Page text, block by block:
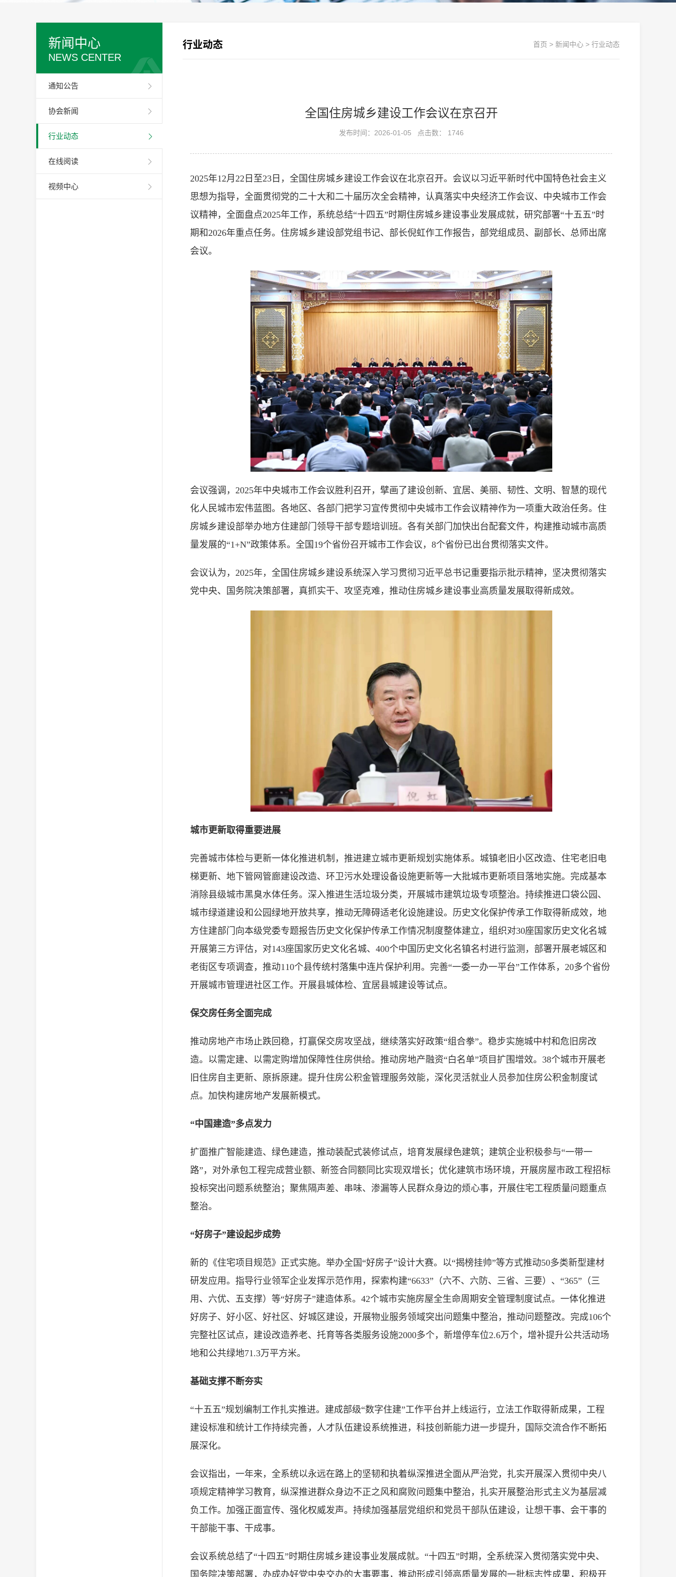
新闻中心
NEWS CENTER
通知公告
协会新闻
行业动态
在线阅读
视频中心
行业动态 首页 > 新闻中心 > 行业动态
全国住房城乡建设工作会议在京召开
发布时间：2026-01-05 点击数： 1746
2025年12月22日至23日，全国住房城乡建设工作会议在北京召开。会议以习近平新时代中国特色社会主义
思想为指导，全面贯彻党的二十大和二十届历次全会精神，认真落实中央经济工作会议、中央城市工作会
议精神，全面盘点2025年工作，系统总结“十四五”时期住房城乡建设事业发展成就，研究部署“十五五”时
期和2026年重点任务。住房城乡建设部党组书记、部长倪虹作工作报告，部党组成员、副部长、总师出席
会议。
会议强调，2025年中央城市工作会议胜利召开，擘画了建设创新、宜居、美丽、韧性、文明、智慧的现代
化人民城市宏伟蓝图。各地区、各部门把学习宣传贯彻中央城市工作会议精神作为一项重大政治任务。住
房城乡建设部举办地方住建部门领导干部专题培训班。各有关部门加快出台配套文件，构建推动城市高质
量发展的“1+N”政策体系。全国19个省份召开城市工作会议，8个省份已出台贯彻落实文件。
会议认为，2025年，全国住房城乡建设系统深入学习贯彻习近平总书记重要指示批示精神，坚决贯彻落实
党中央、国务院决策部署，真抓实干、攻坚克难，推动住房城乡建设事业高质量发展取得新成效。
城市更新取得重要进展
完善城市体检与更新一体化推进机制，推进建立城市更新规划实施体系。城镇老旧小区改造、住宅老旧电
梯更新、地下管网管廊建设改造、环卫污水处理设备设施更新等一大批城市更新项目落地实施。完成基本
消除县级城市黑臭水体任务。深入推进生活垃圾分类，开展城市建筑垃圾专项整治。持续推进口袋公园、
城市绿道建设和公园绿地开放共享，推动无障碍适老化设施建设。历史文化保护传承工作取得新成效，地
方住建部门向本级党委专题报告历史文化保护传承工作情况制度整体建立，组织对30座国家历史文化名城
开展第三方评估，对143座国家历史文化名城、400个中国历史文化名镇名村进行监测，部署开展老城区和
老街区专项调查，推动110个县传统村落集中连片保护利用。完善“一委一办一平台”工作体系，20多个省份
开展城市管理进社区工作。开展县城体检、宜居县城建设等试点。
保交房任务全面完成
推动房地产市场止跌回稳，打赢保交房攻坚战，继续落实好政策“组合拳”。稳步实施城中村和危旧房改
造。以需定建、以需定购增加保障性住房供给。推动房地产融资“白名单”项目扩围增效。38个城市开展老
旧住房自主更新、原拆原建。提升住房公积金管理服务效能，深化灵活就业人员参加住房公积金制度试
点。加快构建房地产发展新模式。
“中国建造”多点发力
扩面推广智能建造、绿色建造，推动装配式装修试点，培育发展绿色建筑；建筑企业积极参与“一带一
路”，对外承包工程完成营业额、新签合同额同比实现双增长；优化建筑市场环境，开展房屋市政工程招标
投标突出问题系统整治；聚焦隔声差、串味、渗漏等人民群众身边的烦心事，开展住宅工程质量问题重点
整治。
“好房子”建设起步成势
新的《住宅项目规范》正式实施。举办全国“好房子”设计大赛。以“揭榜挂帅”等方式推动50多类新型建材
研发应用。指导行业领军企业发挥示范作用，探索构建“6633”（六不、六防、三省、三要）、“365”（三
用、六优、五支撑）等“好房子”建造体系。42个城市实施房屋全生命周期安全管理制度试点。一体化推进
好房子、好小区、好社区、好城区建设，开展物业服务领域突出问题集中整治，推动问题整改。完成106个
完整社区试点，建设改造养老、托育等各类服务设施2000多个，新增停车位2.6万个，增补提升公共活动场
地和公共绿地71.3万平方米。
基础支撑不断夯实
“十五五”规划编制工作扎实推进。建成部级“数字住建”工作平台并上线运行，立法工作取得新成果，工程
建设标准和统计工作持续完善，人才队伍建设系统推进，科技创新能力进一步提升，国际交流合作不断拓
展深化。
会议指出，一年来，全系统以永远在路上的坚韧和执着纵深推进全面从严治党，扎实开展深入贯彻中央八
项规定精神学习教育，纵深推进群众身边不正之风和腐败问题集中整治，扎实开展整治形式主义为基层减
负工作。加强正面宣传、强化权威发声。持续加强基层党组织和党员干部队伍建设，让想干事、会干事的
干部能干事、干成事。
会议系统总结了“十四五”时期住房城乡建设事业发展成就。“十四五”时期，全系统深入贯彻落实党中央、
国务院决策部署，办成办好党中央交办的大事要事，推动形成引领高质量发展的一批标志性成果，积极开